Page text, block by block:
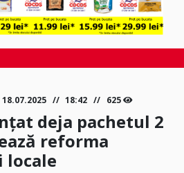
18.07.2025 18:42 625
deja pachetul 2
reforma
locale